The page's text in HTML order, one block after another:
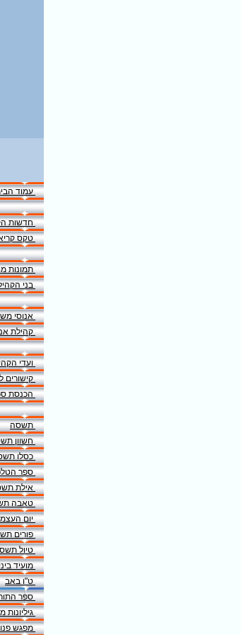
עמוד
חדשות
טקס
תמונות
בני
אנוסי
קהילת
ועדי
קישורים
הכנסת
תשסה
חשוון
כסלו
ספר
אילת
טאבה
יום
פורים
טיול
מועיד
ט"ו באב
ספר
מפגש